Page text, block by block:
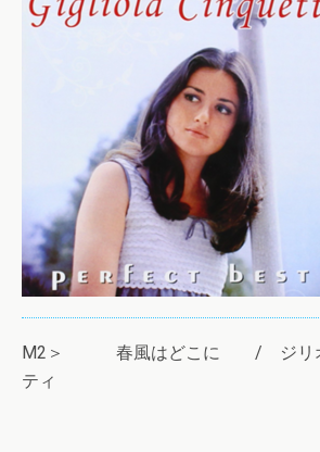
M2＞ 春風はどこに / ジリオ
ティ